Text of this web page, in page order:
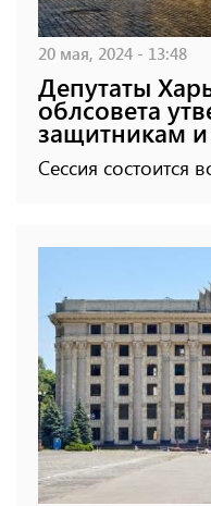
20 мая, 2024 - 13:48
Депутаты
облсовета
защитникам
Сессия состоится